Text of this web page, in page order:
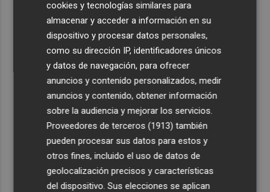
Valencia Basket incorpora a Oumar Ballo, que jugará la
próxima temporada cedido en Galatasaray
David Cubillas regresa al Castellón
Teulada Moraira cierra temporalmente la playa del
Portet por vertidos fecales
La economía de EEUU destruyó 23.000 empleos en julio
Activado el máximo nivel de preemergencia frente a
incendios en la Comunitat toda la jornada del eclipse
cookies y tecnologías similares para
almacenar y acceder a información en su
dispositivo y procesar datos personales,
como su dirección IP, identificadores únicos
y datos de navegación, para ofrecer
anuncios y contenido personalizados, medir
anuncios y contenido, obtener información
sobre la audiencia y mejorar los servicios.
Proveedores de terceros (1913) también
pueden procesar sus datos para estos y
otros fines, incluido el uso de datos de
geolocalización precisos y características
del dispositivo. Sus elecciones se aplican